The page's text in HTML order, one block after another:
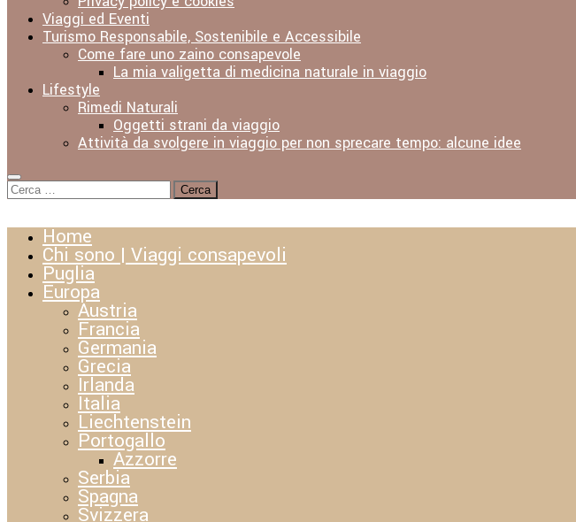
Viaggi ed Eventi
Turismo Responsabile, Sostenibile e Accessibile
Come fare uno zaino consapevole
La mia valigetta di medicina naturale in viaggio
Lifestyle
Rimedi Naturali
Oggetti strani da viaggio
Attività da svolgere in viaggio per non sprecare tempo: alcune idee
Ricerca
per:
Home
Chi sono | Viaggi consapevoli
Puglia
Europa
Austria
Francia
Germania
Grecia
Irlanda
Italia
Liechtenstein
Portogallo
Azzorre
Serbia
Spagna
Svizzera